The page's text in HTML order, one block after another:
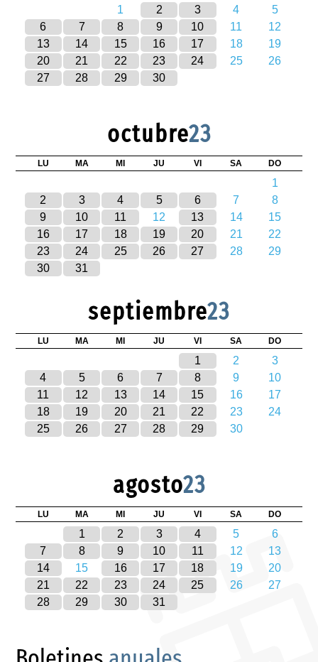
1 2 3 4
5
6
7 8 9 10 11
12
13
14 15 16 17 18
19
20
21 22 23 24 25
26
27
28 29 30
octubre23
LU MA MI JU VI SA DO
1
2
3 4 5 6 7
8
9
10 11 12 13 14
15
16
17 18 19 20 21
22
23
24 25 26 27 28
29
30
31
septiembre23
LU MA MI JU VI SA DO
1 2
3
4
5 6 7 8 9
10
11
12 13 14 15 16
17
18
19 20 21 22 23
24
25
26 27 28 29 30
agosto23
LU MA MI JU VI SA DO
1 2 3 4 5
6
7
8 9 10 11 12
13
14
15 16 17 18 19
20
21
22 23 24 25 26
27
28
29 30 31